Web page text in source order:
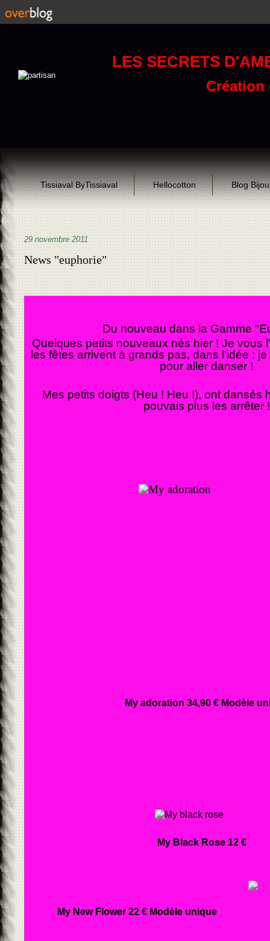
LES SECRETS
Création
Tissiaval ByTissiaval Hellocotton Blog
29 novembre 2011
News "euphorie"
Du nouveau dans la Gamme
Quelques petits nouveaux nés hier ! Je vous
les fêtes arrivent à grands pas, dans l'idée :
pour aller danser !
Mes petits doigts (Heu ! Heu !), ont dansés
pouvais plus les arrêter !
My adoration 34,90 € Modèle
My Black
My New Flower 22 € Modèle unique